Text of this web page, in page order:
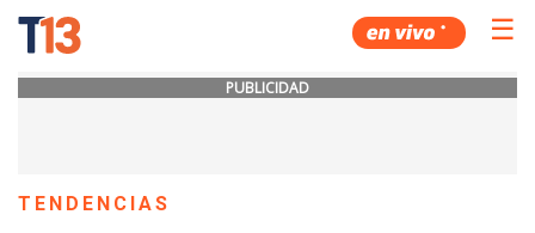
☰
PUBLICIDAD
TENDENCIAS